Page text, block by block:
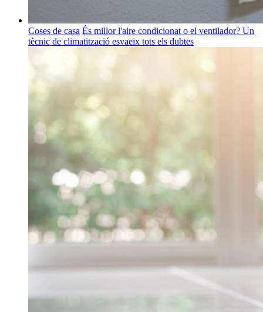
Coses de casa És millor l'aire condicionat o el ventilador? Un
tècnic de climatització esvaeix tots els dubtes